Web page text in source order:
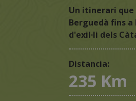
Un itinerari que
Berguedà fins
d'exil·li dels
Distancia:
235 Km